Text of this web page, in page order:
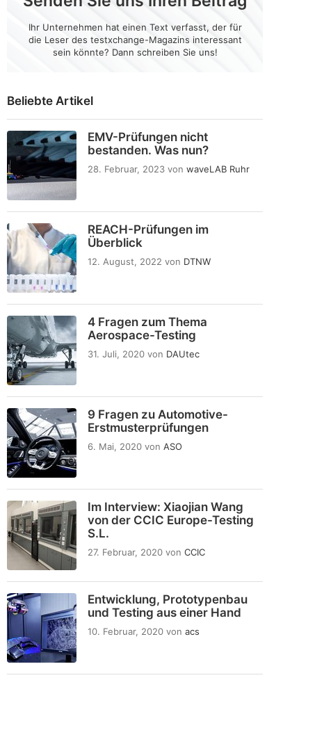
Beliebte Artikel
EMV-Prüfungen nicht
bestanden. Was nun?
28. Februar, 2023 von waveLAB Ruhr
REACH-Prüfungen im
Überblick
12. August, 2022 von DTNW
4 Fragen zum Thema
Aerospace-Testing
31. Juli, 2020 von DAUtec
9 Fragen zu Automotive-
Erstmusterprüfungen
6. Mai, 2020 von ASO
Im Interview: Xiaojian Wang
von der CCIC Europe-Testing
S.L.
27. Februar, 2020 von CCIC
Entwicklung, Prototypenbau
und Testing aus einer Hand
10. Februar, 2020 von acs
Ihr Unternehmen hat einen Text verfasst, der für
die Leser des testxchange-Magazins interessant
sein könnte? Dann schreiben Sie uns!